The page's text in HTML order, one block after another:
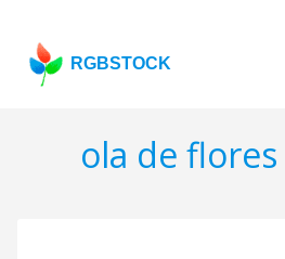
RGBSTOCK
ola de flores